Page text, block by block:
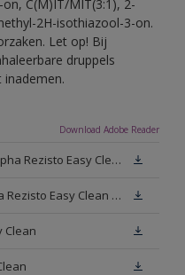
C(M)IT/MIT(3:1), 2-
2H-isothiazool-3-on.
Let op! Bij
druppels
inademen.
Download Adobe Reader
Technisch Informatieblad Alpha Rezisto Easy Clean (PDF)
EU Ecolabel Certificaat Alpha Rezisto Easy Clean Mat
Clean